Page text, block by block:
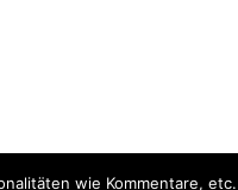
wie Kommentare,